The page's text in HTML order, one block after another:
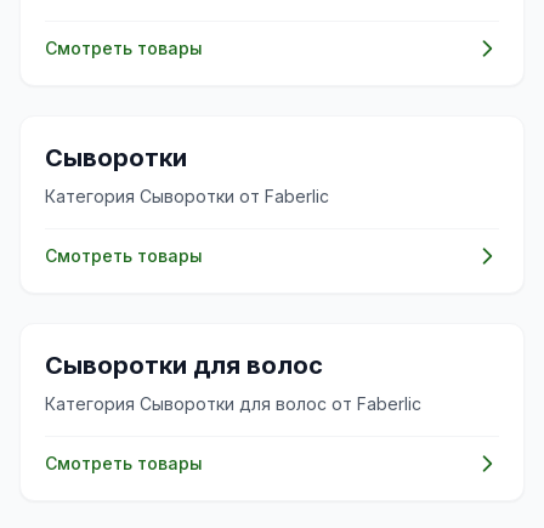
Смотреть товары
✨
Сыворотки
Категория Сыворотки от Faberlic
Смотреть товары
💇‍♀️
Сыворотки для волос
Категория Сыворотки для волос от Faberlic
Смотреть товары